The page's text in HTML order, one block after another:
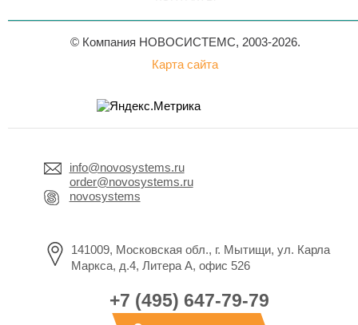
© Компания НОВОСИСТЕМС, 2003-2026.
Карта сайта
info@novosystems.ru
order@novosystems.ru
novosystems
141009, Московская обл., г. Мытищи, ул. Карла
Маркса, д.4, Литера А, офис 526
+7 (495) 647-79-79